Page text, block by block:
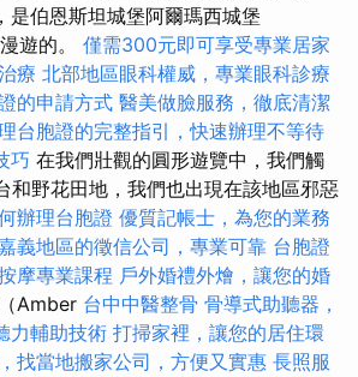
是伯恩斯坦城堡阿爾瑪西城堡
遊的。 僅需300元即可享受專業居家
療 北部地區眼科權威，專業眼科診療
的申請方式 醫美做臉服務，徹底清潔
台胞證的完整指引，快速辦理不等待
巧 在我們壯觀的圓形遊覽中，我們觸
和野花田地，我們也出現在該地區邪惡
辦理台胞證 優質記帳士，為您的業務
義地區的徵信公司，專業可靠 台胞證
摩專業課程 戶外婚禮外燴，讓您的婚
Amber 台中中醫整骨 骨導式助聽器，
力輔助技術 打掃家裡，讓您的居住環
找當地搬家公司，方便又實惠 長照服